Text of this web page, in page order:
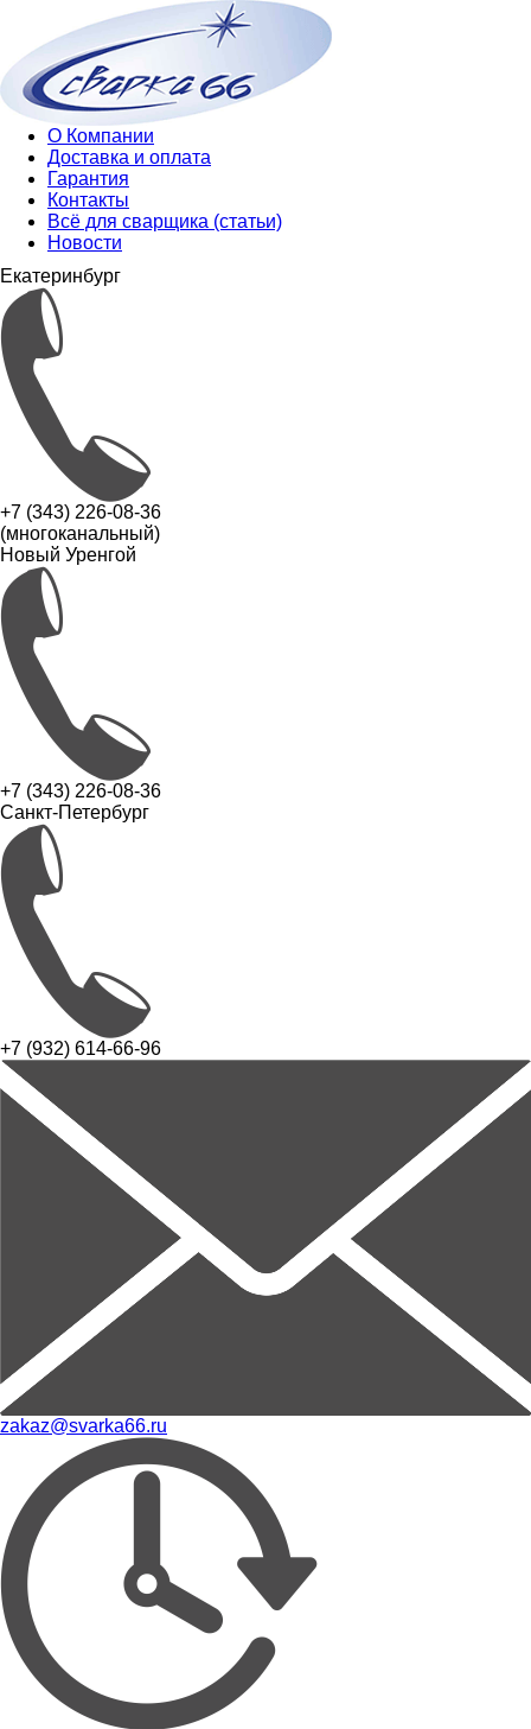
О Компании
Доставка и оплата
Гарантия
Контакты
Всё для сварщика (статьи)
Новости
Екатеринбург
+7 (343) 226-08-36
(многоканальный)
Новый Уренгой
+7 (343) 226-08-36
Санкт-Петербург
+7 (932) 614-66-96
zakaz@svarka66.ru